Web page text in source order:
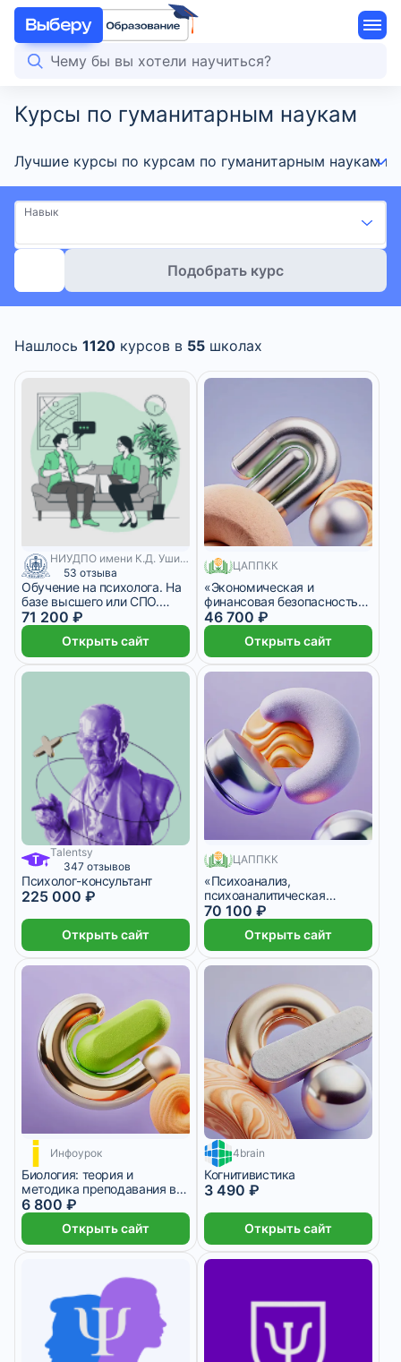
Курсы по гуманитарным наукам
Лучшие курсы по курсам по гуманитарным наукам
Навык
Подобрать курс
Нашлось 1120 курсов в 55 школах
НИУДПО имени К.Д. Ушинского
53 отзыва
Обучение на психолога. На
базе высшего или СПО.
Онлайн
71 200 ₽
Открыть сайт
550 месяцев
ЦАППКК
«Экономическая и
финансовая безопасность
бизнеса»
46 700 ₽
Открыть сайт
Talentsy
347 отзывов
Психолог-консультант
225 000 ₽
Открыть сайт
950 месяцев
ЦАППКК
«Психоанализ,
психоаналитическая
психотерапия и
психоаналитическое
консультирование в
практике психолога»
70 100 ₽
Открыть сайт
1 900 ₽/мес
Инфоурок
Биология: теория и
методика преподавания в
образовательной
организации
6 800 ₽
Открыть сайт
4brain
Когнитивистика
3 490 ₽
Открыть сайт